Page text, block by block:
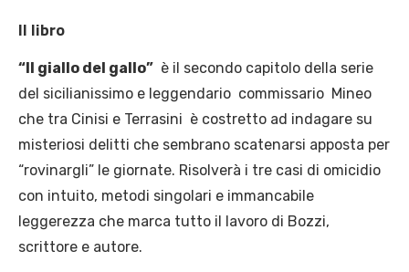
Il libro
“Il giallo del gallo” è il secondo capitolo della serie
del sicilianissimo e leggendario commissario Mineo
che tra Cinisi e Terrasini è costretto ad indagare su
misteriosi delitti che sembrano scatenarsi apposta per
“rovinargli” le giornate. Risolverà i tre casi di omicidio
con intuito, metodi singolari e immancabile
leggerezza che marca tutto il lavoro di Bozzi,
scrittore e autore.